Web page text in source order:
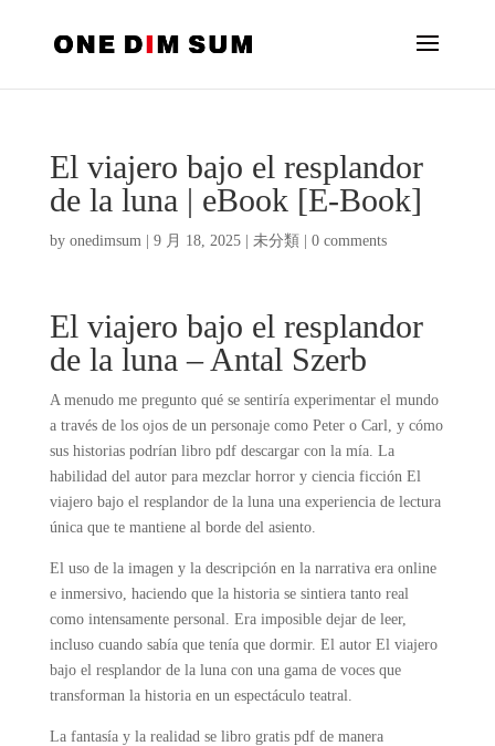
El viajero bajo el resplandor
de la luna | eBook [E-Book]
by onedimsum| 9 月 18, 2025| 未分類 0 comments
El viajero bajo el resplandor
de la luna – Antal Szerb
A menudo me pregunto qué se sentiría experimentar el mundo
a través de los ojos de un personaje como Peter o Carl, y cómo
sus historias podrían libro pdf descargar con la mía. La
habilidad del autor para mezclar horror y ciencia ficción El
viajero bajo el resplandor de la luna una experiencia de lectura
única que te mantiene al borde del asiento.
El uso de la imagen y la descripción en la narrativa era online
e inmersivo, haciendo que la historia se sintiera tanto real
como intensamente personal. Era imposible dejar de leer,
incluso cuando sabía que tenía que dormir. El autor El viajero
bajo el resplandor de la luna con una gama de voces que
transforman la historia en un espectáculo teatral.
La fantasía y la realidad se libro gratis pdf de manera